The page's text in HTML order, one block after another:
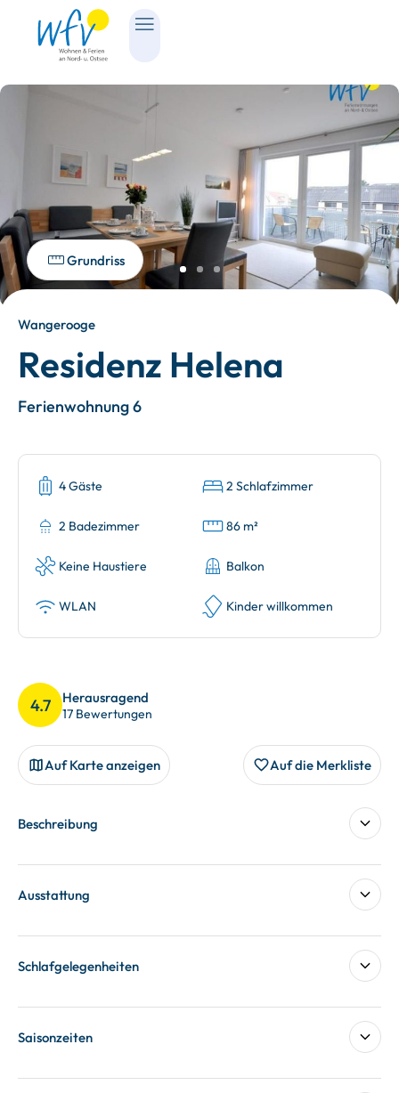
Grundriss
Wangerooge
Residenz Helena
Ferienwohnung 6
4 Gäste 2 Schlafzimmer
2 Badezimmer 86 m²
Keine Haustiere Balkon
WLAN Kinder willkommen
4.7 Herausragend
17 Bewertungen
Auf Karte anzeigen Auf die Merkliste
Beschreibung
Ausstattung
Schlafgelegenheiten
Saisonzeiten